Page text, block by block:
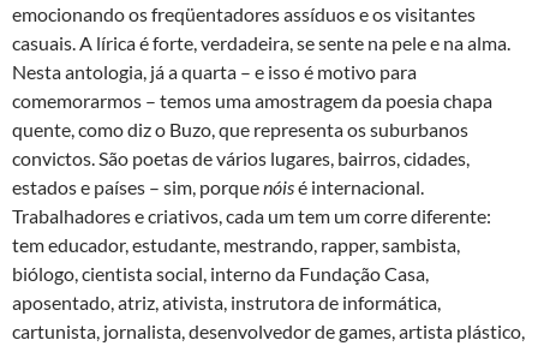
emocionando os freqüentadores assíduos e os visitantes
casuais. A lírica é forte, verdadeira, se sente na pele e na alma.
Nesta antologia, já a quarta – e isso é motivo para
comemorarmos – temos uma amostragem da poesia chapa
quente, como diz o Buzo, que representa os suburbanos
convictos. São poetas de vários lugares, bairros, cidades,
estados e países – sim, porquenóisé internacional.
Trabalhadores e criativos, cada um tem um corre diferente:
tem educador, estudante, mestrando, rapper, sambista,
biólogo, cientista social, interno da Fundação Casa,
aposentado, atriz, ativista, instrutora de informática,
cartunista, jornalista, desenvolvedor de games, artista plástico,